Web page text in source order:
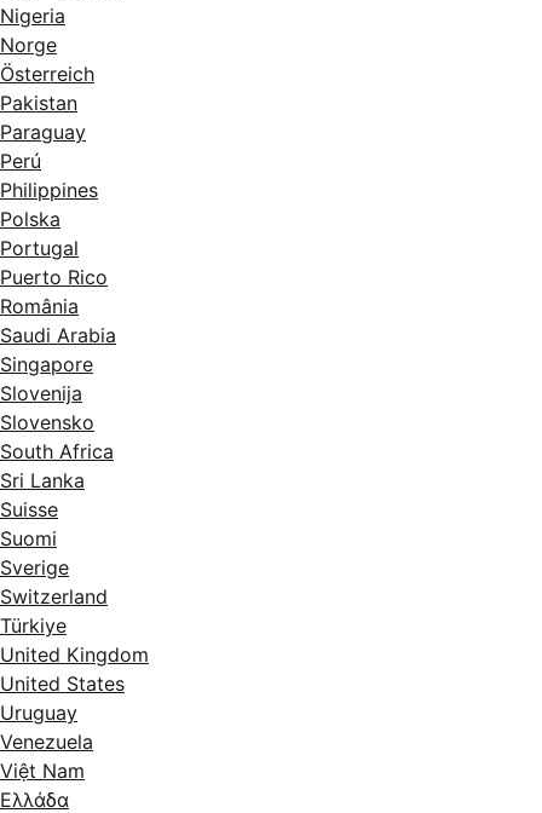
Nigeria
Norge
Österreich
Pakistan
Paraguay
Perú
Philippines
Polska
Portugal
Puerto Rico
România
Saudi Arabia
Singapore
Slovenija
Slovensko
South Africa
Sri Lanka
Suisse
Suomi
Sverige
Switzerland
Türkiye
United Kingdom
United States
Uruguay
Venezuela
Việt Nam
Ελλάδα